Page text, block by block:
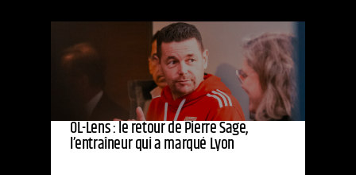
OL-Lens : le retour de Pierre Sage,
l’entraîneur qui a marqué Lyon